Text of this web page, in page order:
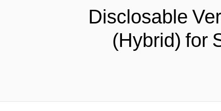
Disclosable
(Hybrid) for